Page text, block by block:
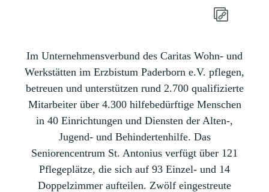
Im Unternehmensverbund des Caritas Wohn- und
Werkstätten im Erzbistum Paderborn e.V. pflegen,
betreuen und unterstützen rund 2.700 qualifizierte
Mitarbeiter über 4.300 hilfebedürftige Menschen
in 40 Einrichtungen und Diensten der Alten-,
Jugend- und Behindertenhilfe. Das
Seniorencentrum St. Antonius verfügt über 121
Pflegeplätze, die sich auf 93 Einzel- und 14
Doppelzimmer aufteilen. Zwölf eingestreute